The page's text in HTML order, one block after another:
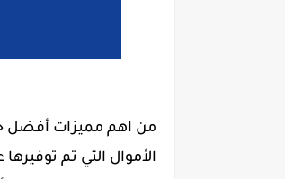
من اهم مميزات أفضل
الأموال التي تم